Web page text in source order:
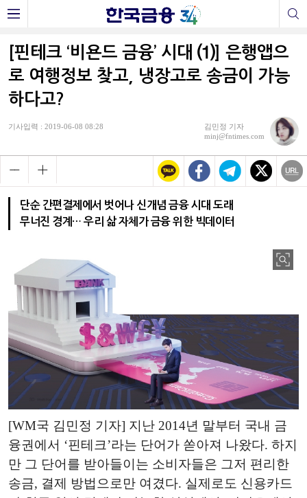
[핀테크 ‘비욘드 금융’ 시대 ⑴] 은행앱으
로 여행정보 찾고, 냉장고로 송금이 가능
하다고?
기사입력 : 2019-06-08 08:28
김민정 기자
minj@fntimes.com
단순 간편결제에서 벗어나 신개념 금융 시대 도래
무너진 경계… 우리 삶 자체가 금융 위한 빅데이터
[WM국 김민정 기자] 지난 2014년 말부터 국내 금
융권에서 ‘핀테크’라는 단어가 쏟아져 나왔다. 하지
만 그 단어를 받아들이는 소비자들은 그저 편리한
송금, 결제 방법으로만 여겼다. 실제로도 신용카드